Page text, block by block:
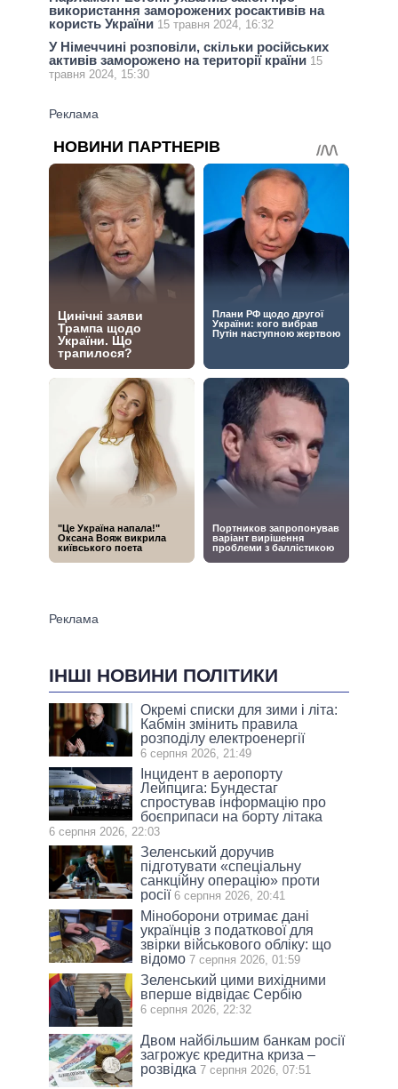
використання заморожених росактивів на
користь України 15 травня 2024, 16:32
У Німеччині розповіли, скільки російськиx
активів заморожено на території країни 15
травня 2024, 15:30
ІНШІ НОВИНИ ПОЛІТИКИ
Окремі списки для зими і літа:
Кабмін змінить правила
розподілу електроенергії
6 серпня 2026, 21:49
Інцидент в аеропорту
Лейпцига: Бундестаг
спростував інформацію про
боєприпаси на борту літака
6 серпня 2026, 22:03
Зеленський доручив
підготувати «спеціальну
санкційну операцію» проти
росії 6 серпня 2026, 20:41
Міноборони отримає дані
українців з податкової для
звірки військового обліку: що
відомо 7 серпня 2026, 01:59
Зеленський цими вихідними
вперше відвідає Сербію
6 серпня 2026, 22:32
Двом найбільшим банкам росії
загрожує кредитна криза –
розвідка 7 серпня 2026, 07:51